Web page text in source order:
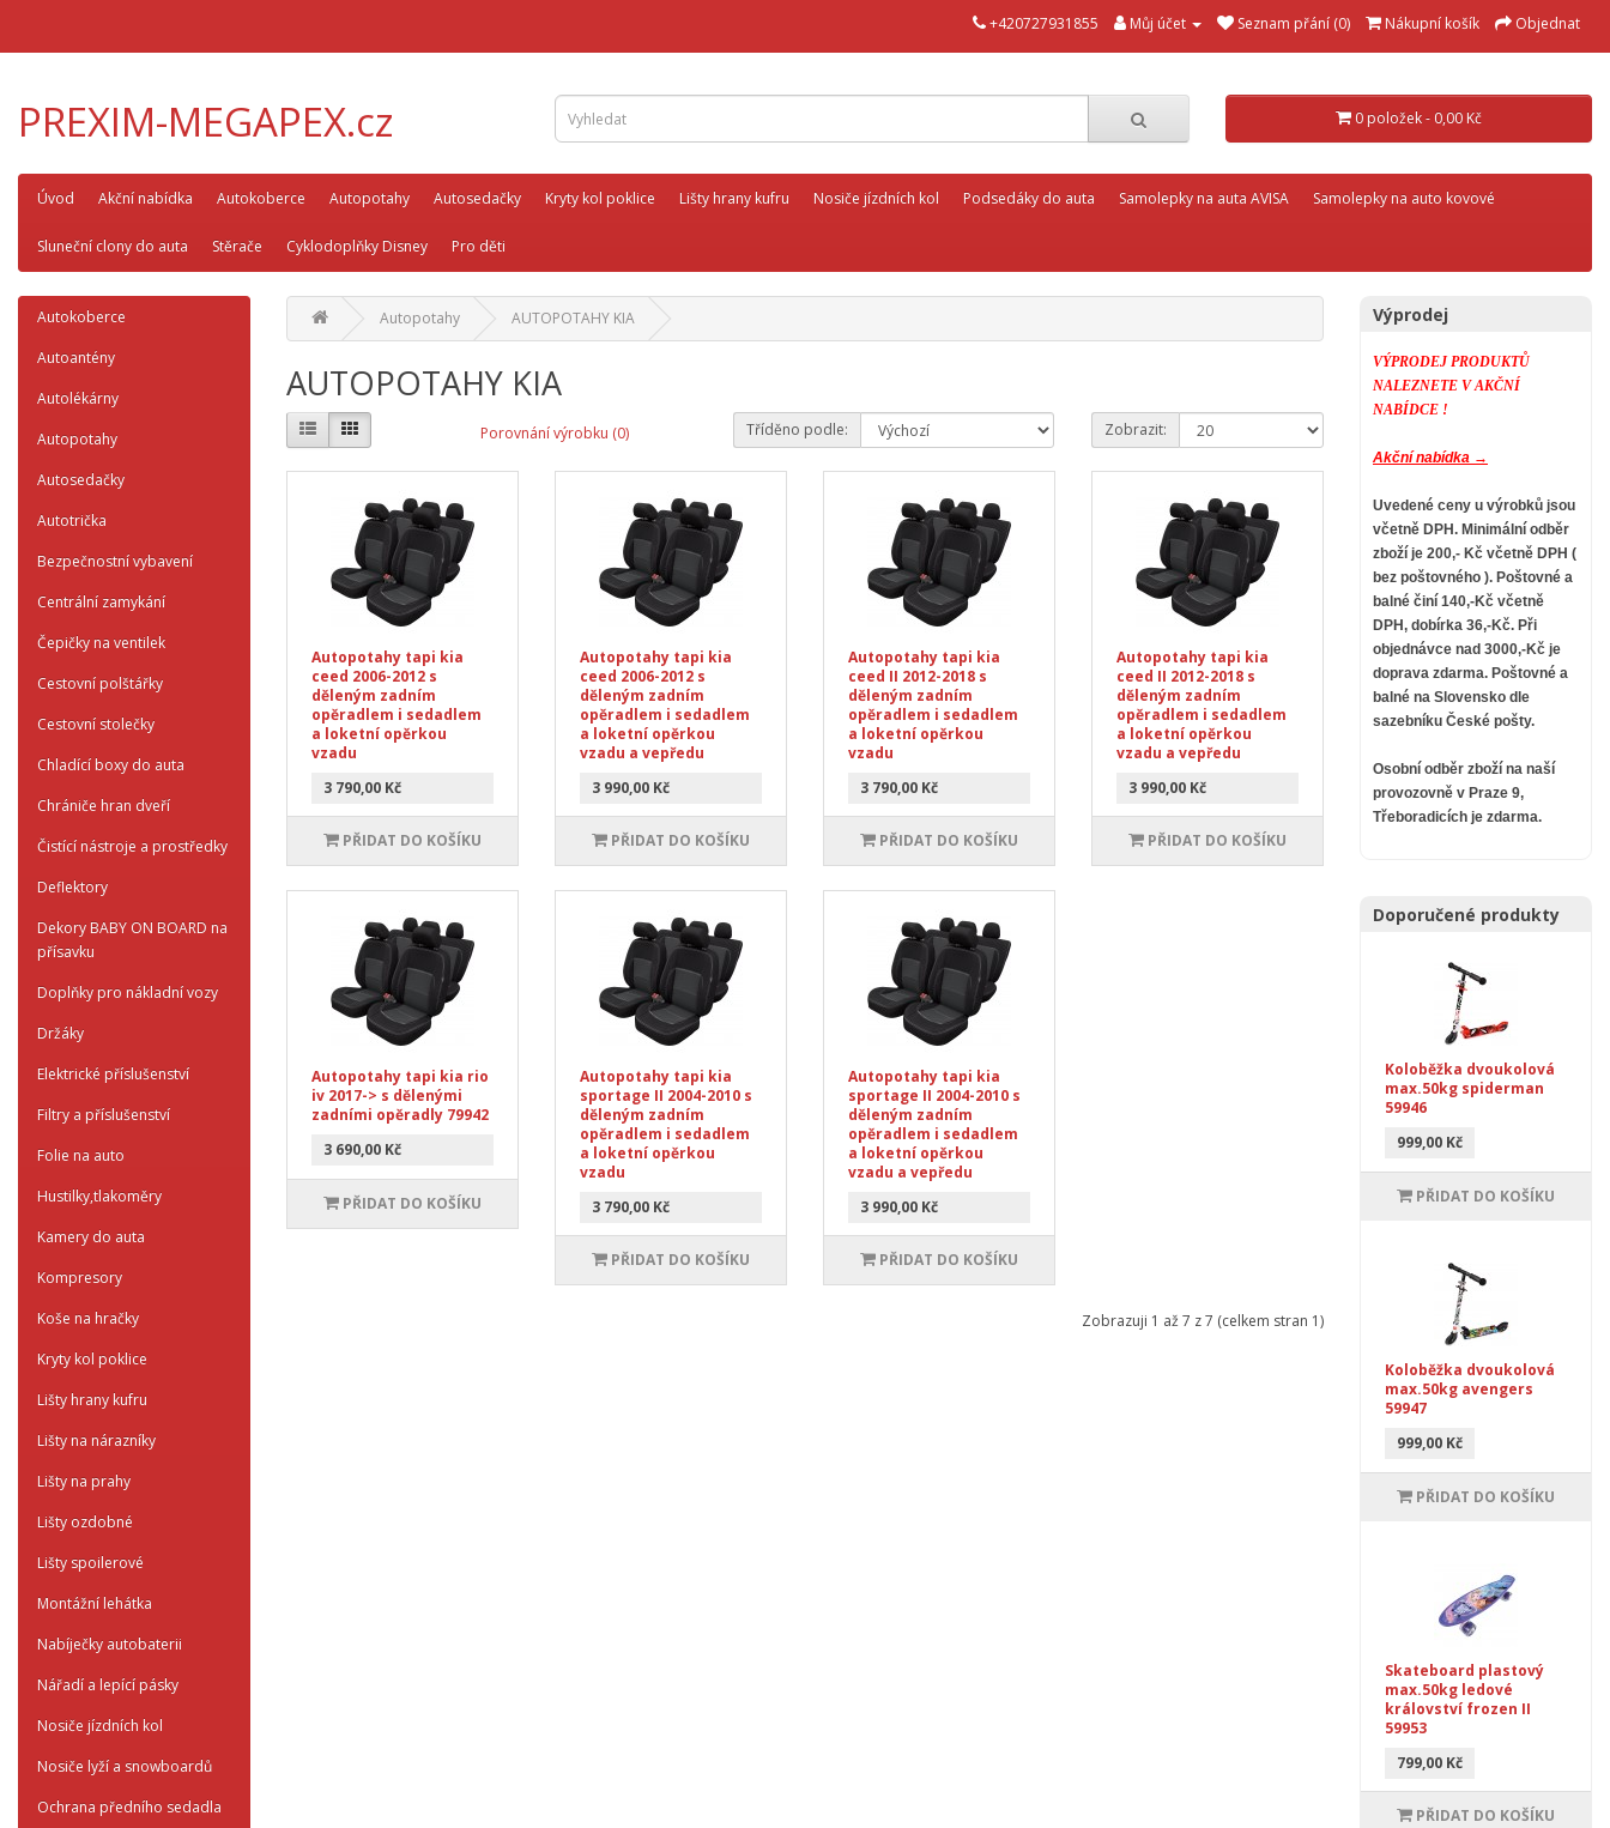
+420727931855 Můj účet Seznam přání (0) Nákupní košík Objednat
PREXIM-MEGAPEX.cz 0 položek - 0,00 Kč
Úvod Akční nabídka Autokoberce Autopotahy Autosedačky Kryty kol poklice Lišty hrany kufru Nosiče jízdních kol Podsedáky do auta Samolepky na auta AVISA Samolepky na auto kovové
Sluneční clony do auta Stěrače Cyklodoplňky Disney Pro děti
Autokoberce
Autoantény
Autolékárny
Autopotahy
Autosedačky
Autotrička
Bezpečnostní vybavení
Centrální zamykání
Čepičky na ventilek
Cestovní polštářky
Cestovní stolečky
Chladící boxy do auta
Chrániče hran dveří
Čistící nástroje a prostředky
Deflektory
Dekory BABY ON BOARD na
přísavku
Doplňky pro nákladní vozy
Držáky
Elektrické příslušenství
Filtry a příslušenství
Folie na auto
Hustilky,tlakoměry
Kamery do auta
Kompresory
Koše na hračky
Kryty kol poklice
Lišty hrany kufru
Lišty na nárazníky
Lišty na prahy
Lišty ozdobné
Lišty spoilerové
Montážní lehátka
Nabíječky autobaterii
Nářadí a lepící pásky
Nosiče jízdních kol
Nosiče lyží a snowboardů
Ochrana předního sedadla
Autopotahy AUTOPOTAHY KIA
AUTOPOTAHY KIA
Porovnání výrobku (0) Tříděno podle: Zobrazit:
Autopotahy tapi kia
ceed 2006-2012 s
děleným zadním
opěradlem i sedadlem
a loketní opěrkou
vzadu
3 790,00 Kč
PŘIDAT DO KOŠÍKU
Autopotahy tapi kia
ceed 2006-2012 s
děleným zadním
opěradlem i sedadlem
a loketní opěrkou
vzadu a vepředu
3 990,00 Kč
PŘIDAT DO KOŠÍKU
Autopotahy tapi kia
ceed II 2012-2018 s
děleným zadním
opěradlem i sedadlem
a loketní opěrkou
vzadu
3 790,00 Kč
PŘIDAT DO KOŠÍKU
Autopotahy tapi kia
ceed II 2012-2018 s
děleným zadním
opěradlem i sedadlem
a loketní opěrkou
vzadu a vepředu
3 990,00 Kč
PŘIDAT DO KOŠÍKU
Autopotahy tapi kia rio
iv 2017-> s dělenými
zadními opěradly 79942
3 690,00 Kč
PŘIDAT DO KOŠÍKU
Autopotahy tapi kia
sportage II 2004-2010 s
děleným zadním
opěradlem i sedadlem
a loketní opěrkou
vzadu
3 790,00 Kč
PŘIDAT DO KOŠÍKU
Autopotahy tapi kia
sportage II 2004-2010 s
děleným zadním
opěradlem i sedadlem
a loketní opěrkou
vzadu a vepředu
3 990,00 Kč
PŘIDAT DO KOŠÍKU
Zobrazuji 1 až 7 z 7 (celkem stran 1)
Výprodej
VÝPRODEJ PRODUKTŮ
NALEZNETE V AKČNÍ
NABÍDCE !
Akční nabídka →
Uvedené ceny u výrobků jsou
včetně DPH. Minimální odběr
zboží je 200,- Kč včetně DPH (
bez poštovného ). Poštovné a
balné činí 140,-Kč včetně
DPH, dobírka 36,-Kč. Při
objednávce nad 3000,-Kč je
doprava zdarma. Poštovné a
balné na Slovensko dle
sazebníku České pošty.
Osobní odběr zboží na naší
provozovně v Praze 9,
Třeboradicích je zdarma.
Doporučené produkty
Koloběžka dvoukolová
max.50kg spiderman
59946
999,00 Kč
PŘIDAT DO KOŠÍKU
Koloběžka dvoukolová
max.50kg avengers
59947
999,00 Kč
PŘIDAT DO KOŠÍKU
Skateboard plastový
max.50kg ledové
království frozen II
59953
799,00 Kč
PŘIDAT DO KOŠÍKU